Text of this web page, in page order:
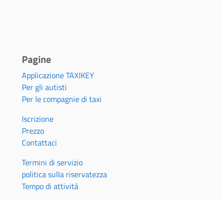
Pagine
Applicazione TAXIKEY
Per gli autisti
Per le compagnie di taxi
Iscrizione
Prezzo
Contattaci
Termini di servizio
politica sulla riservatezza
Tempo di attività